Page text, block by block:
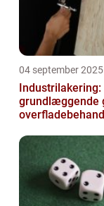
04 september 2025
Industrilakering:
grundlæggende